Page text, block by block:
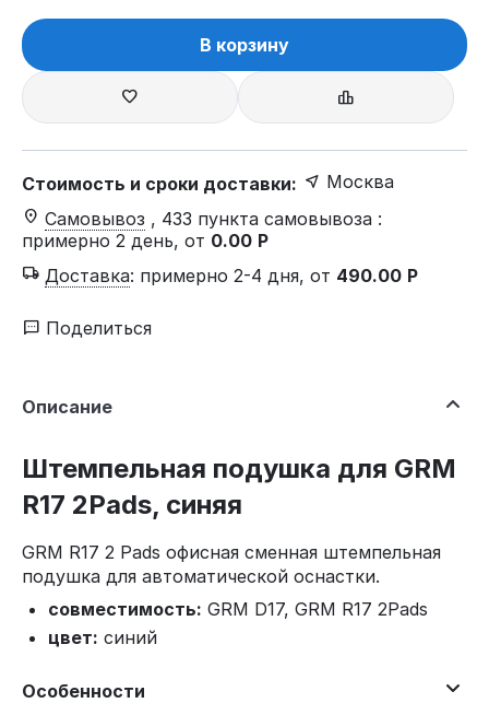
В корзину
Стоимость и сроки доставки:
Москва
Самовывоз , 433 пункта самовывоза :
примерно 2 день, от 0.00 Р
Доставка: примерно 2-4 дня, от 490.00 Р
Поделиться
Описание
Штемпельная подушка для GRM
R17 2Pads, синяя
GRM R17 2 Pads офисная сменная штемпельная
подушка для автоматической оснастки.
совместимость: GRM D17, GRM R17 2Pads
цвет: синий
Особенности